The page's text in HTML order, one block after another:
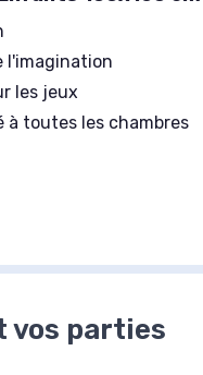
l'imagination
les jeux
à toutes les chambres
vos parties